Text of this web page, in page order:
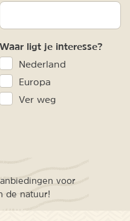
Waar ligt je interesse?
Nederland
Europa
Ver weg
voor
de natuur!